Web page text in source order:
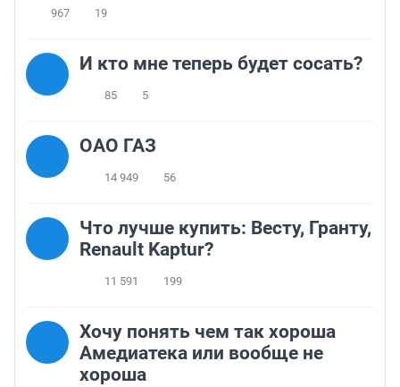
967 19
И кто мне теперь будет сосать?
85 5
ОАО ГАЗ
14 949 56
Что лучше купить: Весту, Гранту,
Renault Kaptur?
11 591 199
Хочу понять чем так хороша
Амедиатека или вообще не
хороша